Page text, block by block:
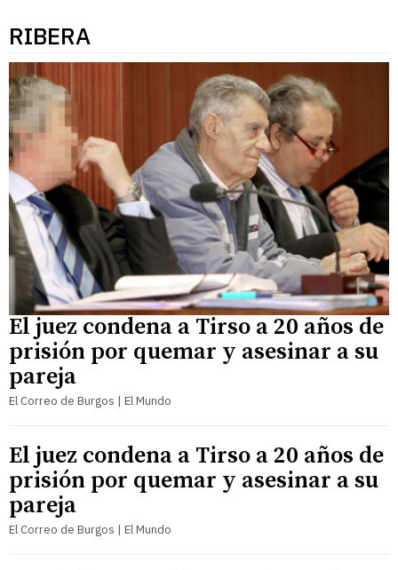
RIBERA
El juez condena a Tirso a 20 años de
prisión por quemar y asesinar a su
pareja
El Correo de Burgos | El Mundo
El juez condena a Tirso a 20 años de
prisión por quemar y asesinar a su
pareja
El Correo de Burgos | El Mundo